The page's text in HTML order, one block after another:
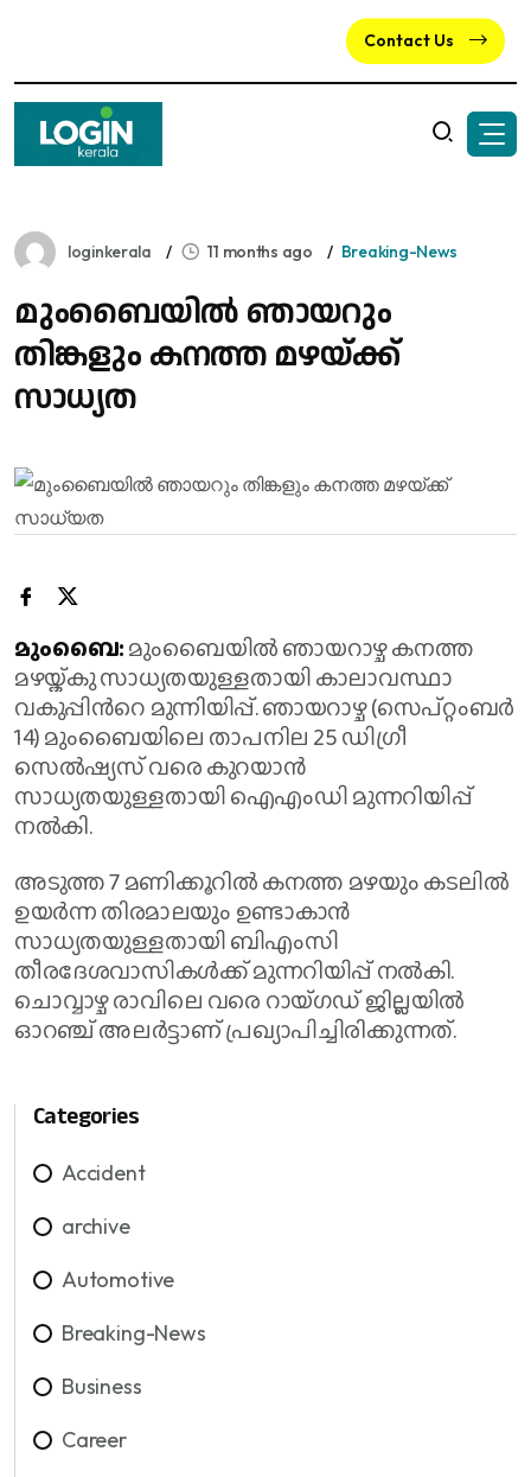
Contact Us
loginkerala 11 months ago Breaking-News
മുംബൈയിൽ ഞായറും
തിങ്കളും കനത്ത മഴയ്ക്ക്
സാധ്യത
മുംബൈ:മുംബൈയിൽ ഞായറാഴ്ച കനത്ത
മഴയ്ക്കു സാധ്യതയുള്ളതായി കാലാവസ്ഥാ
വകുപ്പിന്‍റെ മുന്നിയിപ്പ്. ഞായറാഴ്ച (സെപ്റ്റംബർ
14) മുംബൈയിലെ താപനില 25 ഡിഗ്രീ
സെൽഷ്യസ് വരെ കുറയാൻ
സാധ്യതയുള്ളതായി ഐഎംഡി മുന്നറിയിപ്പ്
നൽകി.
അടുത്ത 7 മണിക്കൂറിൽ കനത്ത മഴയും കടലിൽ
ഉയർന്ന തിരമാലയും ഉണ്ടാകാൻ
സാധ്യതയുള്ളതായി ബിഎംസി
തീരദേശവാസികൾക്ക് മുന്നറിയിപ്പ് നൽകി.
ചൊവ്വാഴ്ച രാവിലെ വരെ റായ്ഗഡ് ജില്ലയിൽ
ഓറഞ്ച് അലർട്ടാണ് പ്രഖ്യാപിച്ചിരിക്കുന്നത്.
Categories
Accident
archive
Automotive
Breaking-News
Business
Career